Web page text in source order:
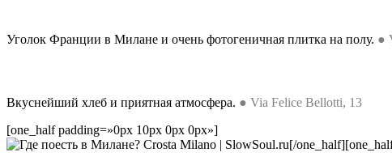
Уголок Франции в Милане и очень фотогеничная плитка на полу. ●
Вкуснейший хлеб и приятная атмосфера. ● Via Felice Bellotti, 13
[one_half padding=»0px 10px 0px 0px»]
[/